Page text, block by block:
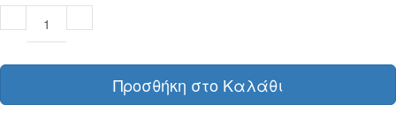
Προσθήκη στο Καλάθι